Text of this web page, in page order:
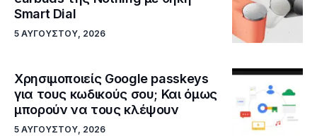
Smart Dial
5 ΑΥΓΟΎΣΤΟΥ, 2026
Χρησιμοποιείς Google passkeys
για τους κωδικούς σου; Και όμως
μπορούν να τους κλέψουν
5 ΑΥΓΟΎΣΤΟΥ, 2026